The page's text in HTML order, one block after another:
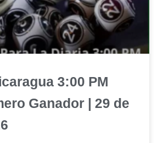
3:00 PM
Ganador | 29 de